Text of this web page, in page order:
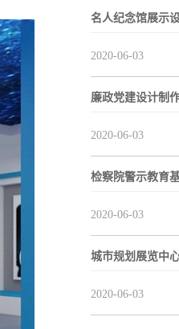
名人纪念馆展示
2020-06-03
廉政党建设计制
2020-06-03
检察院警示教育
2020-06-03
城市规划展览中
2020-06-03